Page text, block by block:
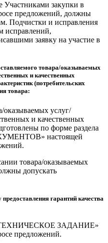
Участниками закупки в
предложений, должны
Подчистки и исправления
исправлений,
заявку на участие в
товара/оказываемых
и качественных
(потребительских
товара:
оказываемых услуг/
и качественных
по форме раздела
настоящей
товара/оказываемых
допускать
гарантий качества
«ТЕХНИЧЕСКОЕ ЗАДАНИЕ»
предложений.